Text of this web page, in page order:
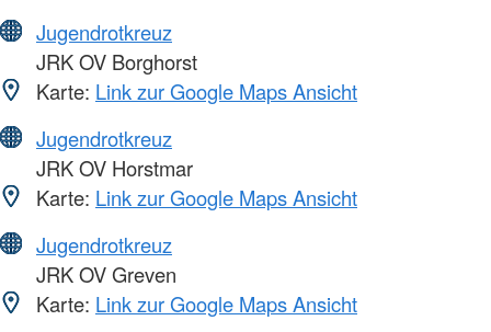
Jugendrotkreuz
JRK OV Borghorst
Karte: Link zur Google Maps Ansicht
Jugendrotkreuz
JRK OV Horstmar
Karte: Link zur Google Maps Ansicht
Jugendrotkreuz
JRK OV Greven
Karte: Link zur Google Maps Ansicht